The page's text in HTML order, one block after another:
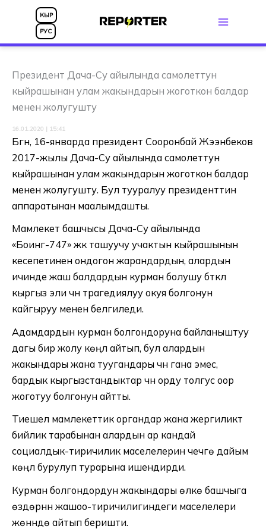
КЫР
РУС
Президент Дача-Су айылында самолеттун
кыйрашынан улам жакындарын жоготкон балдар
менен жолугушту
16.01.2020 | 15:41
Бүгүн, 16-январда президент Сооронбай Жээнбеков
2017-жылы Дача-Су айылында самолеттун
кыйрашынан улам жакындарын жоготкон балдар
менен жолугушту. Бул тууралуу президенттин
аппаратынан маалымдашты.
Мамлекет башчысы Дача-Су айылында
«Боинг-747» жүк ташуучу учактын кыйрашынын
кесепетинен ондогон жарандардын, алардын
ичинде жаш балдардын курман болушу бүткүл
кыргыз эли үчүн трагедиялуу окуя болгонун
кайгыруу менен белгиледи.
Адамдардын курман болгондоруна байланыштуу
дагы бир жолу көңүл айтып, бул алардын
жакындары жана туугандары үчүн гана эмес,
бардык кыргызстандыктар үчүн орду толгус оор
жоготуу болгонун айтты.
Тиешелүү мамлекеттик органдар жана жергиликтүү
бийлик тарабынан алардын ар кандай
социалдык-тиричилик маселелерин чечүүгө дайым
көңүл бурулуп турарына ишендирди.
Курман болгондордун жакындары өлкө башчыга
өздөрүнүн жашоо-тиричилигиндеги маселелери
жөнүндө айтып беришти.